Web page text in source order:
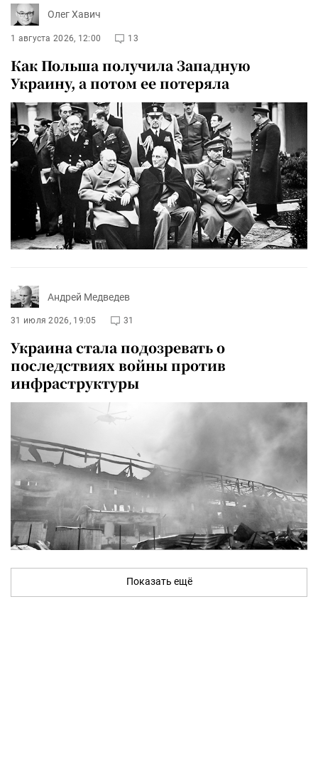
Олег Хавич
1 августа 2026, 12:00 13
Как Польша получила Западную
Украину, а потом ее потеряла
Андрей Медведев
31 июля 2026, 19:05 31
Украина стала подозревать о
последствиях войны против
инфраструктуры
Показать ещё